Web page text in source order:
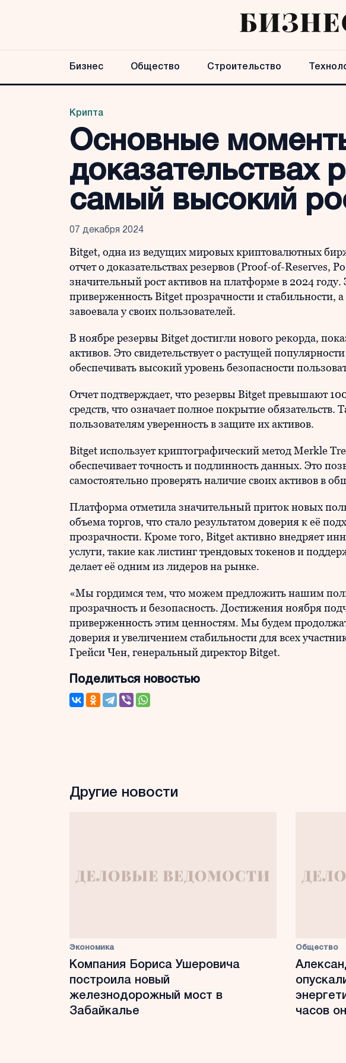
Бизнес Общество Строительство
Крипта
Основные
доказательствах
самый высокий
07 декабря 2024
Bitget, одна из ведущих мировых криптовалютных
отчет о доказательствах резервов (Proof-of-
значительный рост активов на платформе в 2024 году.
приверженность Bitget прозрачности и стабильности,
завоевала у своих пользователей.
В ноябре резервы Bitget достигли нового рекорда,
активов. Это свидетельствует о растущей
обеспечивать высокий уровень безопасности
Отчет подтверждает, что резервы Bitget превышают
средств, что означает полное покрытие обязательств.
пользователям уверенность в защите их активов.
Bitget использует криптографический метод Merkle
обеспечивает точность и подлинность данных. Это
самостоятельно проверять наличие своих активов в
Платформа отметила значительный приток новых
объема торгов, что стало результатом доверия к её
прозрачности. Кроме того, Bitget активно внедряет
услуги, такие как листинг трендовых токенов и
делает её одним из лидеров на рынке.
«Мы гордимся тем, что можем предложить нашим
прозрачность и безопасность. Достижения ноября
приверженность этим ценностям. Мы будем
доверия и увеличением стабильности для всех
Грейси Чен, генеральный директор Bitget.
Поделиться новостью
Другие новости
Экономика
Компания Бориса Ушеровича
построила новый
железнодорожный мост в
Забайкалье
Общество
часов